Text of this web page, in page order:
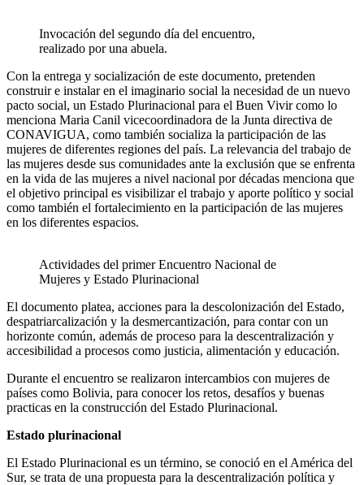
Invocación del segundo día del encuentro,
realizado por una abuela.
Con la entrega y socialización de este documento, pretenden
construir e instalar en el imaginario social la necesidad de un nuevo
pacto social, un Estado Plurinacional para el Buen Vivir como lo
menciona Maria Canil vicecoordinadora de la Junta directiva de
CONAVIGUA, como también socializa la participación de las
mujeres de diferentes regiones del país. La relevancia del trabajo de
las mujeres desde sus comunidades ante la exclusión que se enfrenta
en la vida de las mujeres a nivel nacional por décadas menciona que
el objetivo principal es visibilizar el trabajo y aporte político y social
como también el fortalecimiento en la participación de las mujeres
en los diferentes espacios.
Actividades del primer Encuentro Nacional de
Mujeres y Estado Plurinacional
El documento platea, acciones para la descolonización del Estado,
despatriarcalización y la desmercantización, para contar con un
horizonte común, además de proceso para la descentralización y
accesibilidad a procesos como justicia, alimentación y educación.
Durante el encuentro se realizaron intercambios con mujeres de
países como Bolivia, para conocer los retos, desafíos y buenas
practicas en la construcción del Estado Plurinacional.
Estado plurinacional
El Estado Plurinacional es un término, se conoció en el América del
Sur, se trata de una propuesta para la descentralización política y